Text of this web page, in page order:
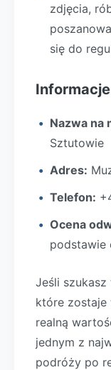
zdjęcia,
się do
Nazwa na
Sztutowie
Adres:
Telefon:
Ocena
podstawie
Jeśli
które zostaje
realną
jednym z
podróży po